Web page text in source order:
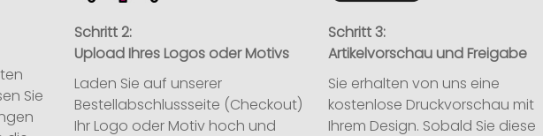
Sie
Schritt 2:
Upload Ihres Logos oder Motivs
Laden Sie auf unserer
Bestellabschlussseite (Checkout)
Ihr Logo oder Motiv hoch und
Schritt 3:
Artikelvorschau und Freigabe
Sie erhalten von uns eine
kostenlose Druckvorschau mit
Ihrem Design. Sobald Sie diese